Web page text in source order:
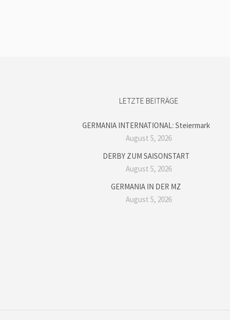
LETZTE BEITRÄGE
GERMANIA INTERNATIONAL: Steiermark
August 5, 2026
DERBY ZUM SAISONSTART
August 5, 2026
GERMANIA IN DER MZ
August 5, 2026